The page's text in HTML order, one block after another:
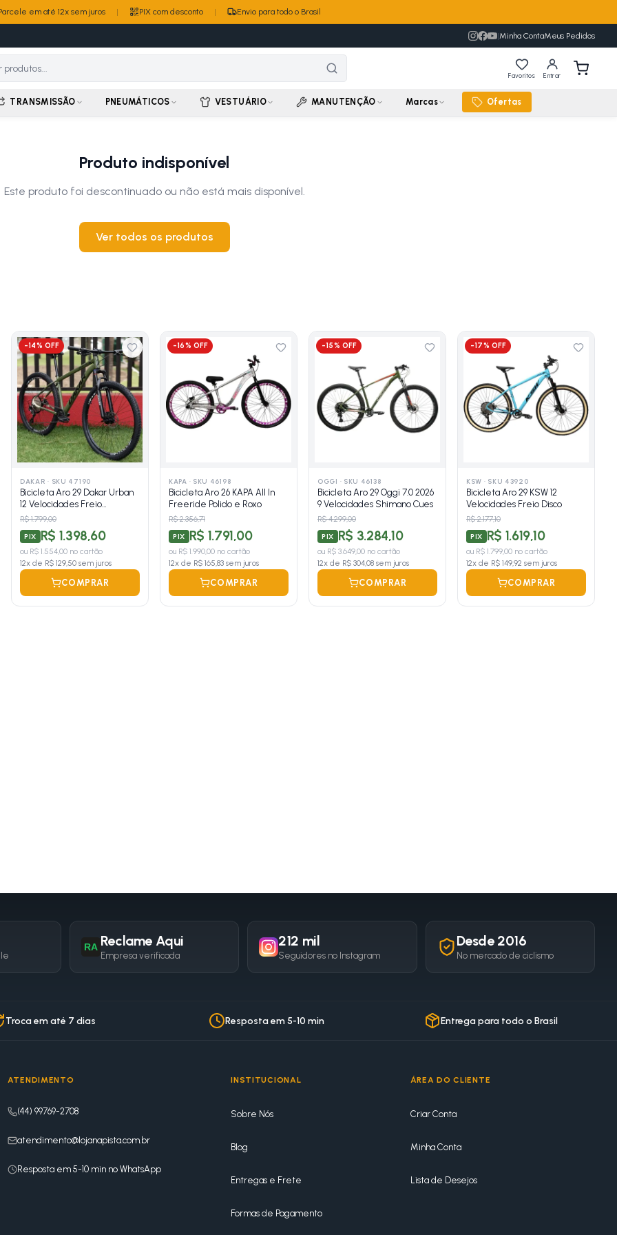
em até 12x sem juros | PIX com desconto | Envio para todo o Brasil
|Minha ContaMeus Pedidos
Favoritos Entrar
TRANSMISSÃO PNEUMÁTICOS VESTUÁRIO MANUTENÇÃO Marcas Ofertas
Produto indisponível
Este produto foi descontinuado ou não está mais disponível.
Ver todos os produtos
-14% OFF
DAKAR · SKU 47190
Bicicleta Aro 29 Dakar Urban
12 Velocidades Freio
Hidráulico
R$ 1.799,00
PIX R$ 1.398,60
ou R$ 1.554,00 no cartão
12x de R$ 129,50 sem juros
COMPRAR
-16% OFF
KAPA · SKU 46198
Bicicleta Aro 26 KAPA All In
Freeride Polido e Roxo
R$ 2.356,71
PIX R$ 1.791,00
ou R$ 1.990,00 no cartão
12x de R$ 165,83 sem juros
COMPRAR
-15% OFF
OGGI · SKU 46138
Bicicleta Aro 29 Oggi 7.0 2026
9 Velocidades Shimano Cues
R$ 4.299,00
PIX R$ 3.284,10
ou R$ 3.649,00 no cartão
12x de R$ 304,08 sem juros
COMPRAR
-17% OFF
KSW · SKU 43920
Bicicleta Aro 29 KSW 12
Velocidades Freio Disco
R$ 2.177,10
PIX R$ 1.619,10
ou R$ 1.799,00 no cartão
12x de R$ 149,92 sem juros
COMPRAR
RA Reclame Aqui
Empresa verificada
212 mil
Seguidores no Instagram
Desde 2016
No mercado de ciclismo
Troca em até 7 dias Resposta em 5-10 min Entrega para todo o Brasil
ATENDIMENTO
(44) 99769-2708
atendimento@lojanapista.com.br
Resposta em 5-10 min no WhatsApp
INSTITUCIONAL
Sobre Nós
Blog
Entregas e Frete
Formas de Pagamento
ÁREA DO CLIENTE
Criar Conta
Minha Conta
Lista de Desejos